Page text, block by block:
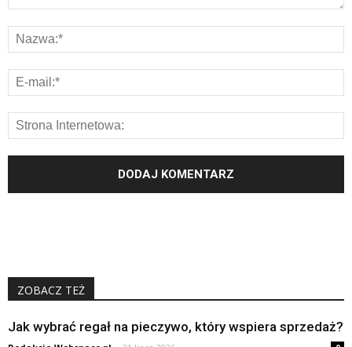
ZOBACZ TEŻ
Jak wybrać regał na pieczywo, który wspiera sprzedaż?